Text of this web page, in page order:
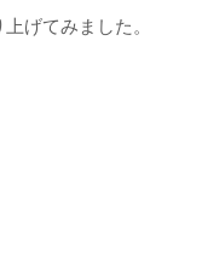
げてみました。